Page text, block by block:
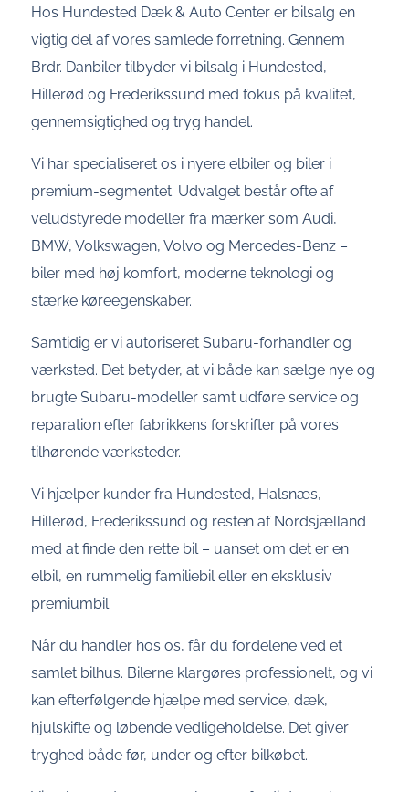
Hos Hundested Dæk & Auto Center er bilsalg en
vigtig del af vores samlede forretning. Gennem
Brdr. Danbiler tilbyder vi bilsalg i Hundested,
Hillerød og Frederikssund med fokus på kvalitet,
gennemsigtighed og tryg handel.
Vi har specialiseret os i nyere elbiler og biler i
premium-segmentet. Udvalget består ofte af
veludstyrede modeller fra mærker som Audi,
BMW, Volkswagen, Volvo og Mercedes-Benz –
biler med høj komfort, moderne teknologi og
stærke køreegenskaber.
Samtidig er vi autoriseret Subaru-forhandler og
værksted. Det betyder, at vi både kan sælge nye og
brugte Subaru-modeller samt udføre service og
reparation efter fabrikkens forskrifter på vores
tilhørende værksteder.
Vi hjælper kunder fra Hundested, Halsnæs,
Hillerød, Frederikssund og resten af Nordsjælland
med at finde den rette bil – uanset om det er en
elbil, en rummelig familiebil eller en eksklusiv
premiumbil.
Når du handler hos os, får du fordelene ved et
samlet bilhus. Bilerne klargøres professionelt, og vi
kan efterfølgende hjælpe med service, dæk,
hjulskifte og løbende vedligeholdelse. Det giver
tryghed både før, under og efter bilkøbet.